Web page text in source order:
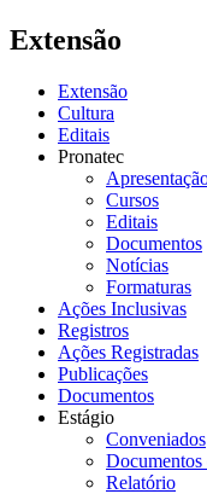
Extensão
Extensão
Cultura
Editais
Pronatec
Cursos
Editais
Documentos
Notícias
Formaturas
Ações Inclusivas
Registros
Ações Registradas
Publicações
Documentos
Estágio
Conveniados
Documentos
Relatório